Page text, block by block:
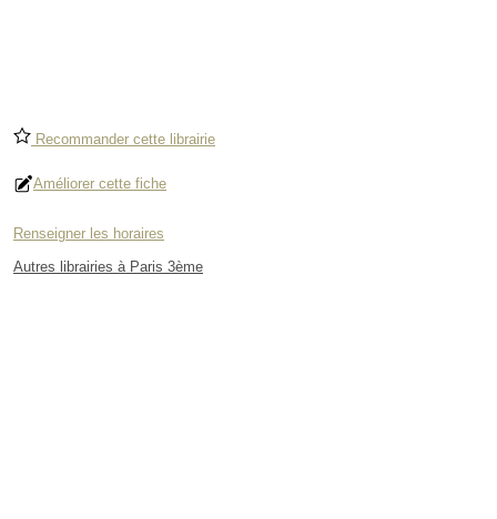
Recommander cette librairie
Améliorer cette fiche
Renseigner les horaires
Autres librairies à Paris 3ème